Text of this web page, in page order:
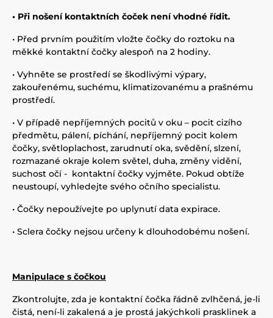
• Při nošení kontaktních čoček není vhodné řídit.
• Před prvním použitím vložte čočky do roztoku na
měkké kontaktní čočky alespoň na 2 hodiny.
• Vyhněte se prostředí se škodlivými výpary,
zakouřenému, suchému, klimatizovanému a prašnému
prostředí.
• V případě nepříjemných pocitů v oku – pocit cizího
předmětu, pálení, píchání, nepříjemný pocit kolem
čočky, světloplachost, zarudnutí oka, svědění, slzení,
rozmazané okraje kolem světel, duha, změny vidění,
suchost očí - kontaktní čočky vyjměte. Pokud obtíže
neustoupí, vyhledejte svého očního specialistu.
• Čočky nepoužívejte po uplynutí data expirace.
• Sclera čočky nejsou určeny k dlouhodobému nošení.
Manipulace s čočkou
Zkontrolujte, zda je kontaktní čočka řádně zvlhčená, je-li
čistá, není-li zakalená a je prostá jakýchkoli prasklinek a